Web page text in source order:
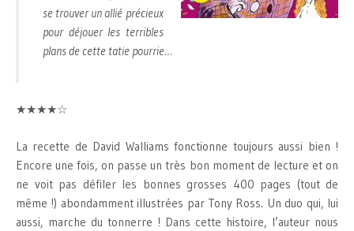
se trouver un allié précieux
pour déjouer les terribles
plans de cette tatie pourrie…
★★★★☆
La recette de David Walliams fonctionne toujours aussi bien !
Encore une fois, on passe un très bon moment de lecture et on
ne voit pas défiler les bonnes grosses 400 pages (tout de
même !) abondamment illustrées par Tony Ross. Un duo qui, lui
aussi, marche du tonnerre ! Dans cette histoire, l’auteur nous